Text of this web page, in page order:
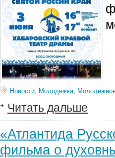
Новости, Молодежка,
Читать дальше
«Атлантида
фильма о